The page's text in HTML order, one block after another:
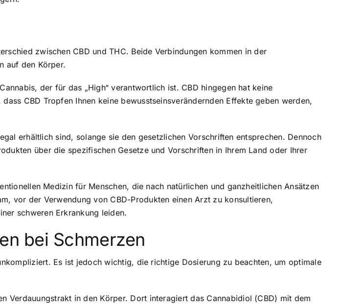
zwischen CBD und THC. Beide Verbindungen kommen in der
auf den Körper.
der für das „High“ verantwortlich ist. CBD hingegen hat keine
CBD Tropfen Ihnen keine bewusstseinsverändernden Effekte geben werden,
erhältlich sind, solange sie den gesetzlichen Vorschriften entsprechen. Dennoch
über die spezifischen Gesetze und Vorschriften in Ihrem Land oder Ihrer
Medizin für Menschen, die nach natürlichen und ganzheitlichen Ansätzen
vor der Verwendung von CBD-Produkten einen Arzt zu konsultieren,
schweren Erkrankung leiden.
bei Schmerzen
Es ist jedoch wichtig, die richtige Dosierung zu beachten, um optimale
Verdauungstrakt in den Körper. Dort interagiert das Cannabidiol (CBD) mit dem